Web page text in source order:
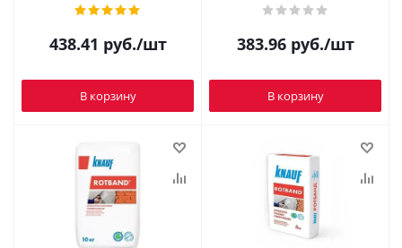
438.41 руб./шт
В корзину
383.96руб./шт
В корзину